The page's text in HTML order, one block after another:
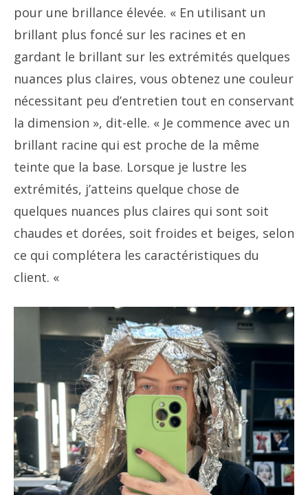
pour une brillance élevée. « En utilisant un
brillant plus foncé sur les racines et en
gardant le brillant sur les extrémités quelques
nuances plus claires, vous obtenez une couleur
nécessitant peu d’entretien tout en conservant
la dimension », dit-elle. « Je commence avec un
brillant racine qui est proche de la même
teinte que la base. Lorsque je lustre les
extrémités, j’atteins quelque chose de
quelques nuances plus claires qui sont soit
chaudes et dorées, soit froides et beiges, selon
ce qui complétera les caractéristiques du
client. «